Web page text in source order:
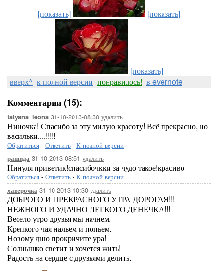
[показать] [показать]
[показать]
вверх^ к полной версии понравилось! в evernote
Комментарии (15):
tatyana_leona 31-10-2013-08:30 удалить
Ниночка! Спасибо за эту милую красоту! Всё прекрасно, но
васильки....!!!!!
Обратиться - Ответить - К полной версии
рашида 31-10-2013-08:51 удалить
Нинуля приветик!спасибочкки за чудо такое!красиво
Обратиться - Ответить - К полной версии
хаверочка 31-10-2013-10:30 удалить
ДОБРОГО И ПРЕКРАСНОГО УТРА ДОРОГАЯ!!!
НЕЖНОГО И УДАЧНО ЛЕГКОГО ДЕНЕЧКА!!!
Весело утро друзья мы начнем.
Крепкого чая нальем и попьем.
Новому дню прокричите ура!
Солнышко светит и хочется жить!
Радость на сердце с друзьями делить.